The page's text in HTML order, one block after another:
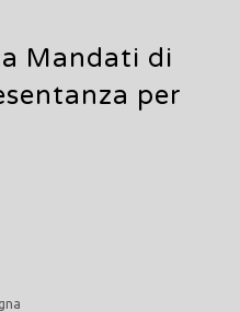
Mandati di
per